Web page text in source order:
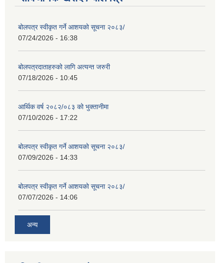
बोलपत्र स्वीकृत गर्ने आशयको सूचना २०८३/
07/24/2026 - 16:38
बोलपत्रदाताहरुको लागि अत्यन्त जरुरी
07/18/2026 - 10:45
आर्थिक वर्ष २०८२/०८३ को भुक्तानीमा
07/10/2026 - 17:22
बोलपत्र स्वीकृत गर्ने आशयको सूचना २०८३/
07/09/2026 - 14:33
बोलपत्र स्वीकृत गर्ने आशयको सूचना २०८३/
07/07/2026 - 14:06
अन्य